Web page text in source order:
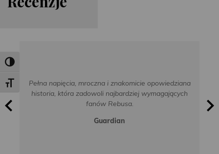
Toggle High Contrast
Toggle Font sizePełna napięcia, mroczna i znakomicie opowiedziana
historia, która zadowoli najbardziej wymagających
fanów Rebusa.
Guardian